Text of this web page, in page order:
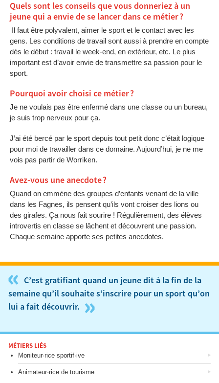
Quels sont les conseils que vous donneriez à un
jeune qui a envie de se lancer dans ce métier ?
Il faut être polyvalent, aimer le sport et le contact avec les
gens. Les conditions de travail sont aussi à prendre en compte
dès le début : travail le week-end, en extérieur, etc. Le plus
important est d’avoir envie de transmettre sa passion pour le
sport.
Pourquoi avoir choisi ce métier ?
Je ne voulais pas être enfermé dans une classe ou un bureau,
je suis trop nerveux pour ça.
J’ai été bercé par le sport depuis tout petit donc c’était logique
pour moi de travailler dans ce domaine. Aujourd’hui, je ne me
vois pas partir de Worriken.
Avez-vous une anecdote ?
Quand on emmène des groupes d’enfants venant de la ville
dans les Fagnes, ils pensent qu’ils vont croiser des lions ou
des girafes. Ça nous fait sourire ! Régulièrement, des élèves
introvertis en classe se lâchent et découvrent une passion.
Chaque semaine apporte ses petites anecdotes.
« C’est gratifiant quand un jeune dit à la fin de la
semaine qu’il souhaite s’inscrire pour un sport qu’on
lui a fait découvrir. »
MÉTIERS LIÉS
Moniteur·rice sportif·ive
Animateur·rice de tourisme